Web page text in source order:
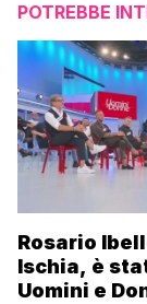
POTREBBE
Rosario
Ischia, è
Uomini e